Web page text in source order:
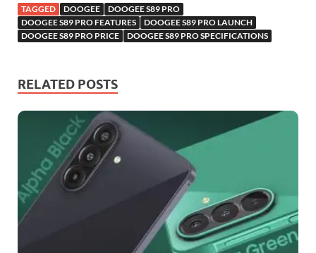
TAGGED DOOGEE
DOOGEE S89 PRO
DOOGEE S89 PRO FEATURES
DOOGEE S89 PRO LAUNCH
DOOGEE S89 PRO PRICE
DOOGEE S89 PRO SPECIFICATIONS
RELATED POSTS